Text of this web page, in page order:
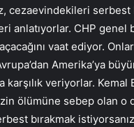
serbest
anlatıyorlar. CHP genel
vaat ediyor.
Amerika’ya
veriyorlar.
ölümüne sebep olan
bırakmak